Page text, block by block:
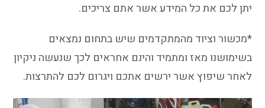
יתן לכם את כל המידע אשר אתם צריכים.
*מכשור וציוד מהמתקדמים שיש בתחום נמצאים
בשימושנו מאז ומתמיד והינם אחראים לכך שנעשה ניקיון
לאחר שיפוץ אשר ירשים אתכם ויגרום לכם להתרצות.